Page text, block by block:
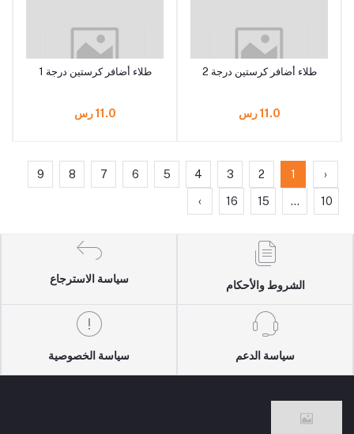
طلاء أضافر كرستين درجة 2
11.0 رس
طلاء أضافر كرستين درجة 1
11.0 رس
‹
1
2
3
4
5
6
7
8
9
10
...
15
16
›
الشروط والأحكام
سياسة الاسترجاع
سياسة الدعم سياسة الخصوصية